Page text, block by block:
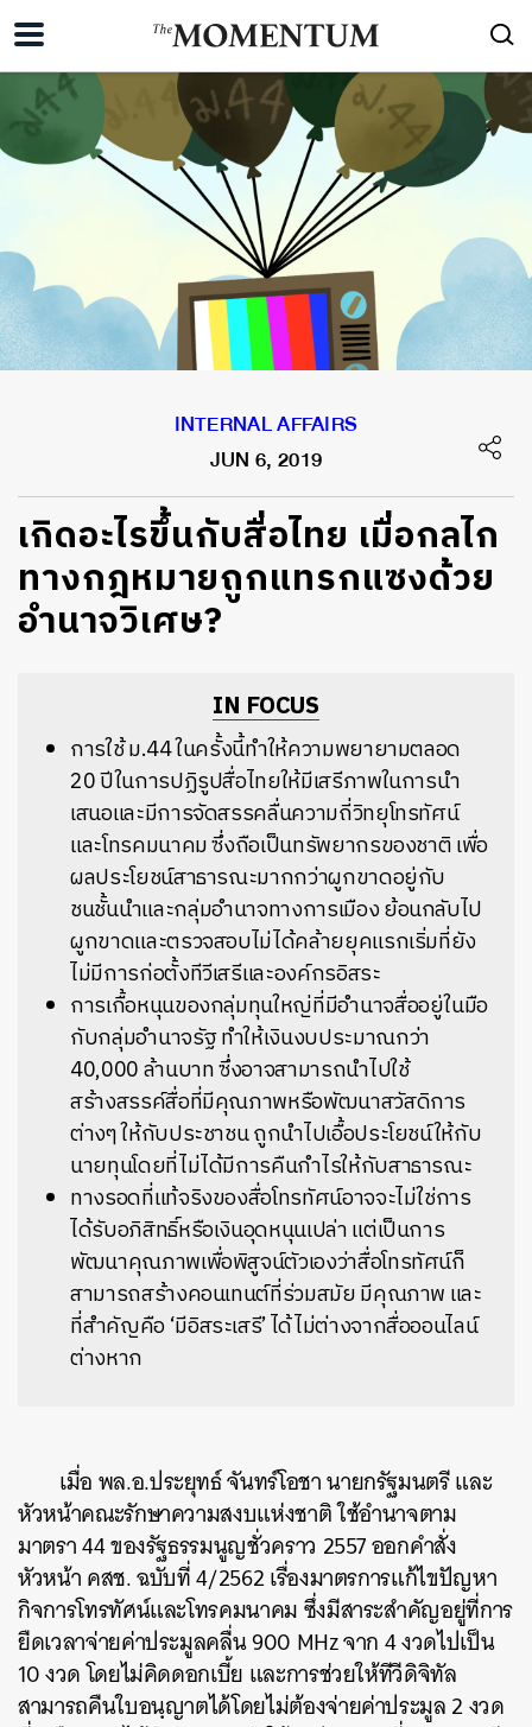
INTERNAL AFFAIRS
JUN 6, 2019
เกิดอะไรขึ้นกับสื่อไทย เมื่อกลไก
ทางกฎหมายถูกแทรกแซงด้วย
อำนาจวิเศษ?
IN FOCUS
การใช้ ม.44 ในครั้งนี้ทำให้ความพยายามตลอด
20 ปีในการปฏิรูปสื่อไทยให้มีเสรีภาพในการนำ
เสนอและมีการจัดสรรคลื่นความถี่วิทยุโทรทัศน์
และโทรคมนาคม ซึ่งถือเป็นทรัพยากรของชาติ เพื่อ
ผลประโยชน์สาธารณะมากกว่าผูกขาดอยู่กับ
ชนชั้นนำและกลุ่มอำนาจทางการเมือง ย้อนกลับไป
ผูกขาดและตรวจสอบไม่ได้คล้ายยุคแรกเริ่มที่ยัง
ไม่มีการก่อตั้งทีวีเสรีและองค์กรอิสระ
การเกื้อหนุนของกลุ่มทุนใหญ่ที่มีอำนาจสื่ออยู่ในมือ
กับกลุ่มอำนาจรัฐ ทำให้เงินงบประมาณกว่า
40,000 ล้านบาท ซึ่งอาจสามารถนำไปใช้
สร้างสรรค์สื่อที่มีคุณภาพหรือพัฒนาสวัสดิการ
ต่างๆ ให้กับประชาชน ถูกนำไปเอื้อประโยชน์ให้กับ
นายทุนโดยที่ไม่ได้มีการคืนกำไรให้กับสาธารณะ
ทางรอดที่แท้จริงของสื่อโทรทัศน์อาจจะไม่ใช่การ
ได้รับอภิสิทธิ์หรือเงินอุดหนุนเปล่า แต่เป็นการ
พัฒนาคุณภาพเพื่อพิสูจน์ตัวเองว่าสื่อโทรทัศน์ก็
สามารถสร้างคอนเทนต์ที่ร่วมสมัย มีคุณภาพ และ
ที่สำคัญคือ ‘มีอิสระเสรี’ ได้ไม่ต่างจากสื่อออนไลน์
ต่างหาก
เมื่อ พล.อ.ประยุทธ์ จันทร์โอชา นายกรัฐมนตรี และ
หัวหน้าคณะรักษาความสงบแห่งชาติ ใช้อำนาจตาม
มาตรา 44 ของรัฐธรรมนูญชั่วคราว 2557 ออกคำสั่ง
หัวหน้า คสช. ฉบับที่ 4/2562 เรื่องมาตรการแก้ไขปัญหา
กิจการโทรทัศน์และโทรคมนาคม ซึ่งมีสาระสำคัญอยู่ที่การ
ยืดเวลาจ่ายค่าประมูลคลื่น 900 MHz จาก 4 งวดไปเป็น
10 งวด โดยไม่คิดดอกเบี้ย และการช่วยให้ทีวีดิจิทัล
สามารถคืนใบอนฺญาตได้โดยไม่ต้องจ่ายค่าประมูล 2 งวด